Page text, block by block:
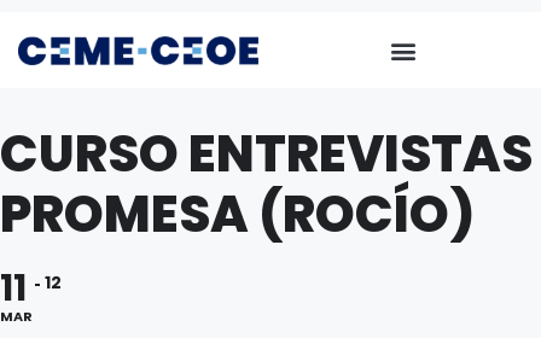
CURSO ENTREVISTAS
PROMESA (ROCÍO)
11
MAR
12